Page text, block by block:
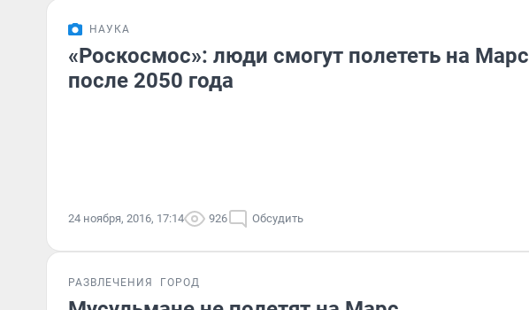
НАУКА
«Роскосмос»: люди смогут полететь на Марс
после 2050 года
24 ноября, 2016, 17:14 926 Обсудить
РАЗВЛЕЧЕНИЯ ГОРОД